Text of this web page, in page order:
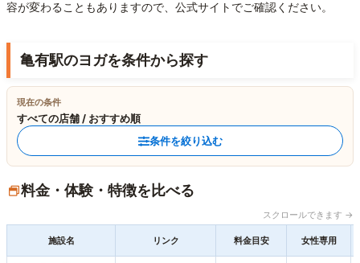
容が変わることもありますので、公式サイトでご確認ください。
亀有駅のヨガを条件から探す
現在の条件
すべての店舗 / おすすめ順
条件を絞り込む
料金・体験・特徴を比べる
スクロールできます →
施設名 リンク 料金目安 女性専用